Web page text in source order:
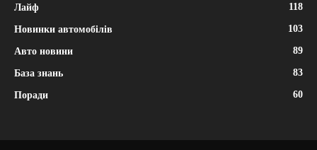
Лайф 118
Новинки автомобілів 103
Авто новини 89
База знань 83
Поради 60